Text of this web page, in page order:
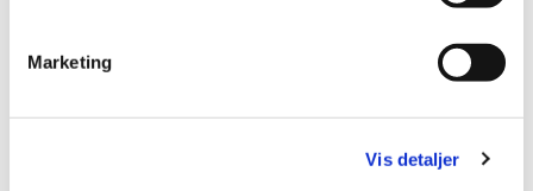
Marketing
Vis detaljer